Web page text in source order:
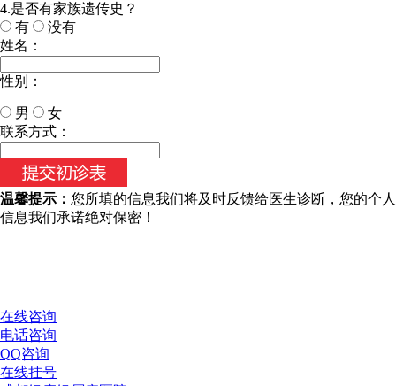
4.是否有家族遗传史？
有
没有
姓名：
性别：
男
女
今天日期：
联系方式：
温馨提示： 您所填的信息我们将及时反馈给医生诊断，您的个人
信息我们承诺绝对保密！
在线咨询
电话咨询
QQ咨询
在线挂号